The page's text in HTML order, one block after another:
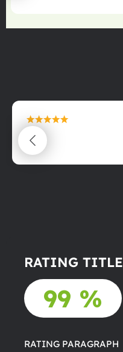
maximální spokojenost
22.06.2025
RATING TITLE
99 %
RATING PARAGRAPH